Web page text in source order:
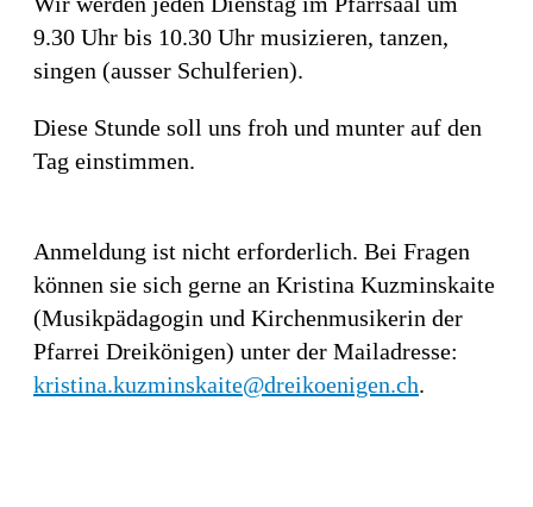
9.30 Uhr bis 10.30 Uhr musizieren, tanzen,
singen (ausser Schulferien).
Diese Stunde soll uns froh und munter auf den
Tag einstimmen.
Anmeldung ist nicht erforderlich. Bei Fragen
können sie sich gerne an Kristina Kuzminskaite
(Musikpädagogin und Kirchenmusikerin der
Pfarrei Dreikönigen) unter der Mailadresse:
kristina.kuzminskaite@dreikoenigen.ch.